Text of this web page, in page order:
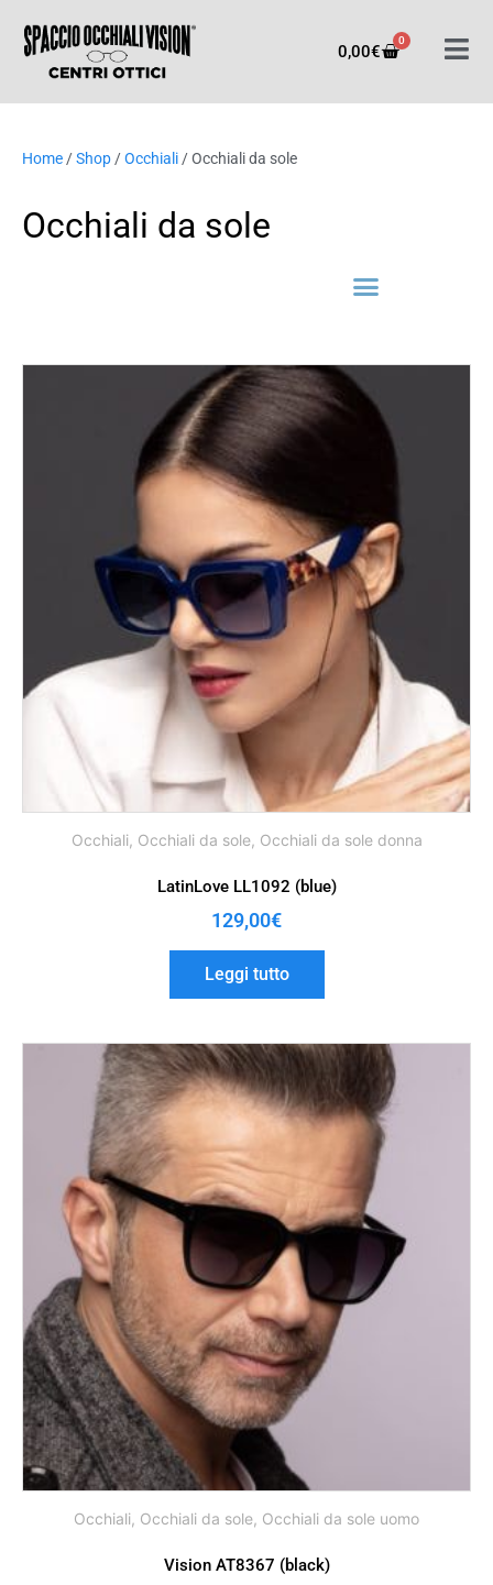
0,00€
0
Home/Shop/Occhiali/ Occhiali da sole
Occhiali da sole
Occhiali, Occhiali da sole, Occhiali da sole donna
LatinLove LL1092 (blue)
129,00€
Leggi tutto
Occhiali, Occhiali da sole, Occhiali da sole uomo
Vision AT8367 (black)